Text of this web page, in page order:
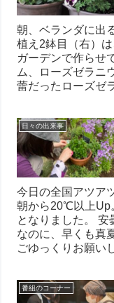
朝、ベランダに出
植え2鉢目（右）
ガーデンで作らせ
ム、ローズゼラニ
蕾だったローズゼ
日々の出来事
今日の全国アツア
朝から20℃以上Up
となりました。
なのに、早くも真
ごゆっくりお願い
番組のコーナー